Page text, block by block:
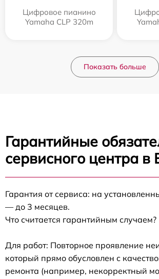
Цифровое пианино
Yamaha CLP 320m
Показать больше
Гарантийные
сервисного центра в
Гарантия от сервиса: на
— до 3 месяцев.
Что считается гарантийным случаем?
Для работ: Повторное проявление
который прямо обусловлен с
ремонта (например, некорректный